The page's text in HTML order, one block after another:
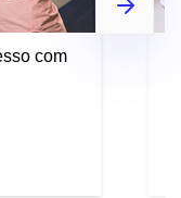
com